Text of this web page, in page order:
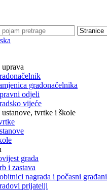
gradonačelnika
odjeli
vijeće
ustanove, tvrtke i škole
grada
i zastava
nagrada i počasni građani
prijatelji